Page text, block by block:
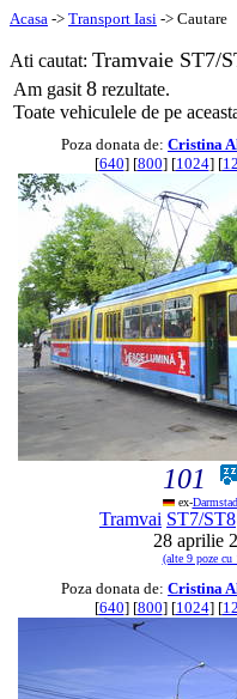
Acasa -> Transport Iasi -> Cautare
Ati cautat: Tramvaie ST7/
Am gasit 8 rezultate.
Toate vehiculele de pe
Poza donata de: Cristina
[640] [800] [1024] [
101
ex-
Tramvai ST7/ST8
28 aprilie
(alte 9 poze cu
Poza donata de: Cristina
[640] [800] [1024] [